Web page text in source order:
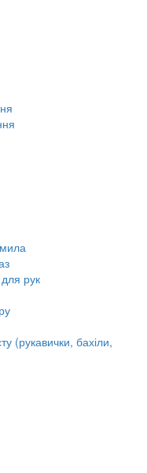
рук
(рукавички, бахіли,